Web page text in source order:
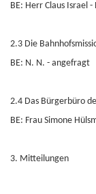
BE: Herr Claus Israel
2.3 Die
BE: N. N. - angefragt
2.4 Das Bürgerbüro
BE: Frau Simone
3. Mitteilungen